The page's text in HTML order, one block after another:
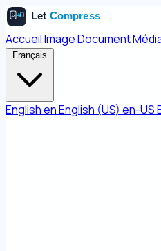
AccueilImageDocument
Français
EnglishenEnglish (US) en-US